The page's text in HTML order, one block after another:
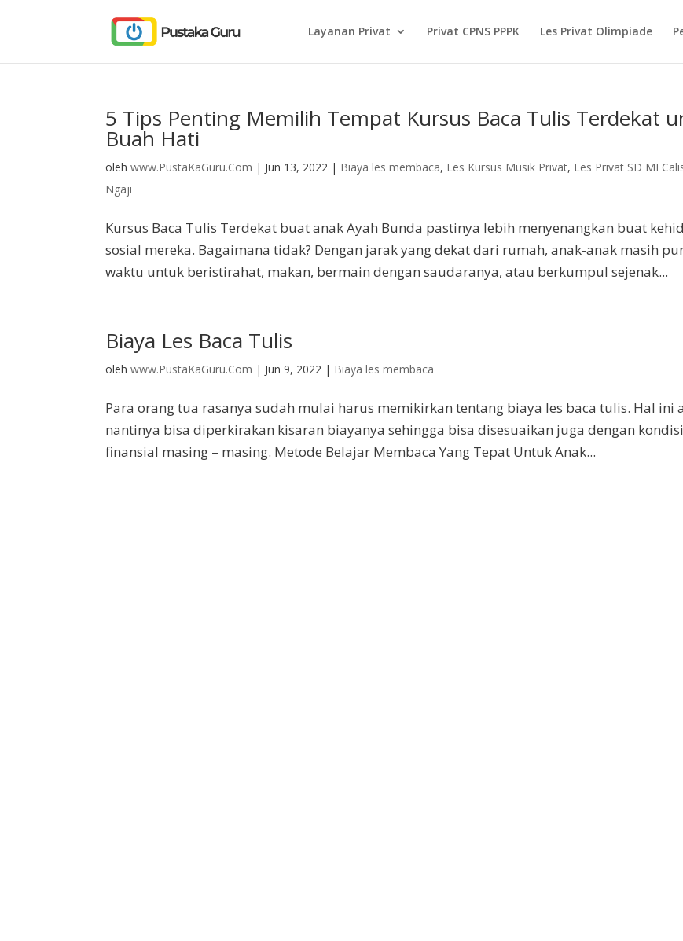
Layanan Privat Privat CPNS PPPK Les Privat Olimpiade
5 Tips Penting Memilih Tempat Kursus Baca Tulis Terdekat
Buah Hati
olehwww.PustaKaGuru.Com | Jun 13, 2022 | Biaya les membaca, Les Kursus Musik Privat, Les Privat SD MI
Ngaji
Kursus Baca Tulis Terdekat buat anak Ayah Bunda pastinya lebih menyenangkan buat
sosial mereka. Bagaimana tidak? Dengan jarak yang dekat dari rumah, anak-anak masih
waktu untuk beristirahat, makan, bermain dengan saudaranya, atau berkumpul sejenak...
Biaya Les Baca Tulis
olehwww.PustaKaGuru.Com | Jun 9, 2022 | Biaya les membaca
Para orang tua rasanya sudah mulai harus memikirkan tentang biaya les baca tulis. Hal ini
nantinya bisa diperkirakan kisaran biayanya sehingga bisa disesuaikan juga dengan kondisi
finansial masing – masing. Metode Belajar Membaca Yang Tepat Untuk Anak...